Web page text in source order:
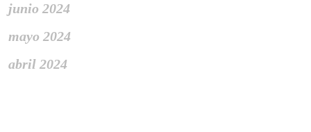
junio 2024
mayo 2024
abril 2024